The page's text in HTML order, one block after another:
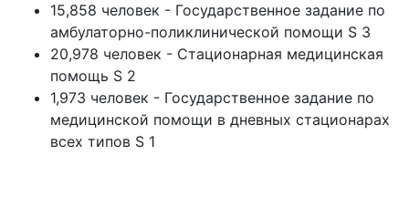
15,858 человек - Государственное задание по
амбулаторно-поликлинической помощи S 3
20,978 человек - Стационарная медицинская
помощь S 2
1,973 человек - Государственное задание по
медицинской помощи в дневных стационарах
всех типов S 1